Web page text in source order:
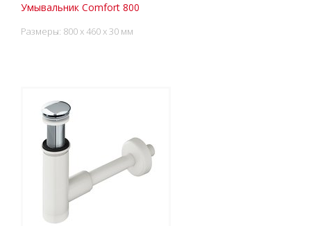
Умывальник Comfort 800
Размеры: 800 x 460 x 30 мм